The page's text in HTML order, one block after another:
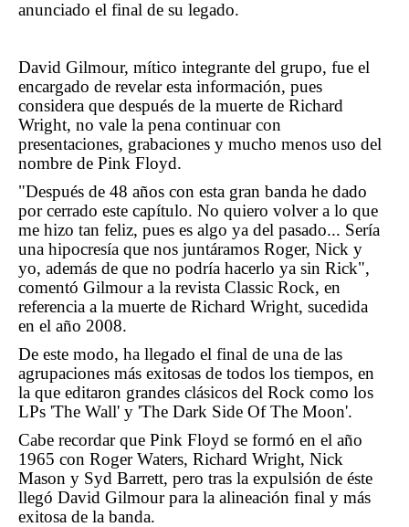
anunciado el final de su legado.
David Gilmour, mítico integrante del grupo, fue el
encargado de revelar esta información, pues
considera que después de la muerte de Richard
Wright, no vale la pena continuar con
presentaciones, grabaciones y mucho menos uso del
nombre de Pink Floyd.
"Después de 48 años con esta gran banda he dado
por cerrado este capítulo. No quiero volver a lo que
me hizo tan feliz, pues es algo ya del pasado... Sería
una hipocresía que nos juntáramos Roger, Nick y
yo, además de que no podría hacerlo ya sin Rick",
comentó Gilmour a la revista Classic Rock, en
referencia a la muerte de Richard Wright, sucedida
en el año 2008.
De este modo, ha llegado el final de una de las
agrupaciones más exitosas de todos los tiempos, en
la que editaron grandes clásicos del Rock como los
LPs 'The Wall' y 'The Dark Side Of The Moon'.
Cabe recordar que Pink Floyd se formó en el año
1965 con Roger Waters, Richard Wright, Nick
Mason y Syd Barrett, pero tras la expulsión de éste
llegó David Gilmour para la alineación final y más
exitosa de la banda.